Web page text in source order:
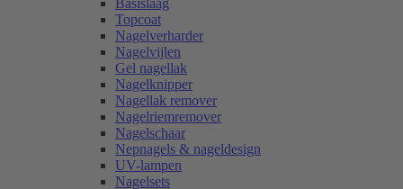
Basislaag
Topcoat
Nagelverharder
Nagelvijlen
Gel nagellak
Nagelknipper
Nagellak remover
Nagelriemremover
Nagelschaar
Nepnagels & nageldesign
UV-lampen
Nagelsets